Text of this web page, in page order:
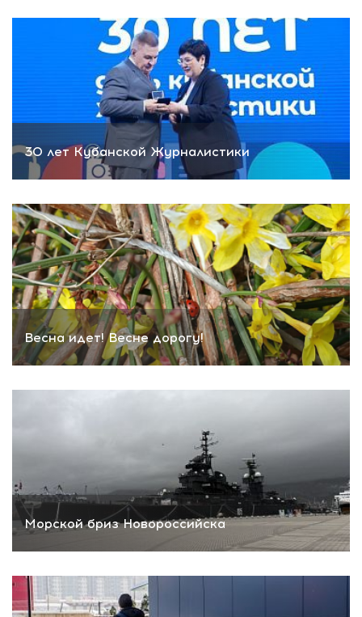
30 лет Кубанской Журналистики
Весна идет! Весне дорогу!
Морской бриз Новороссийска